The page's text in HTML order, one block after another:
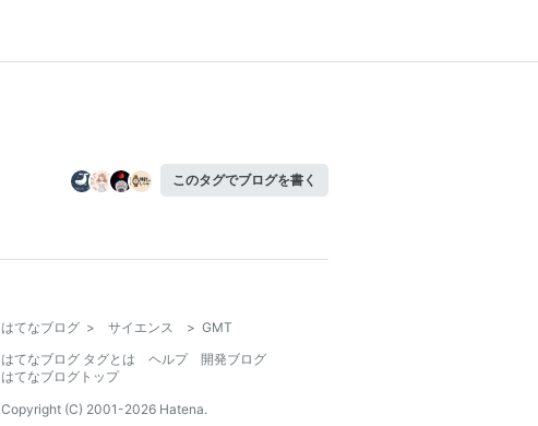
このタグでブログを書く
はてなブログ > サイエンス > GMT
はてなブログ タグとは
ヘルプ
開発ブログ
はてなブログトップ
Copyright (C) 2001-2026 Hatena.